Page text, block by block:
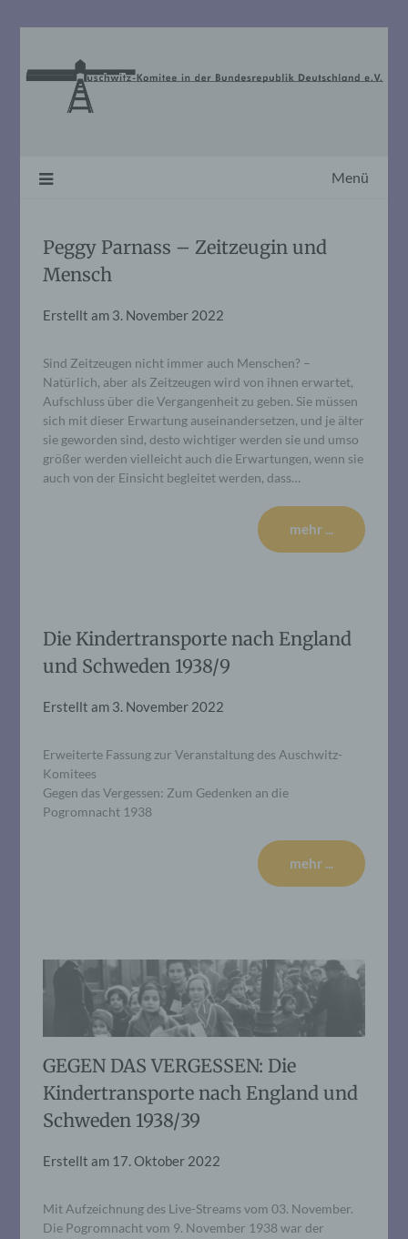
Menü
Peggy Parnass – Zeitzeugin und
Mensch
Erstellt am 3. November 2022
Sind Zeitzeugen nicht immer auch Menschen? –
Natürlich, aber als Zeitzeugen wird von ihnen erwartet,
Aufschluss über die Vergangenheit zu geben. Sie müssen
sich mit dieser Erwartung auseinandersetzen, und je älter
sie geworden sind, desto wichtiger werden sie und umso
größer werden vielleicht auch die Erwartungen, wenn sie
auch von der Einsicht begleitet werden, dass…
mehr ...
Die Kindertransporte nach England
und Schweden 1938/9
Erstellt am 3. November 2022
Erweiterte Fassung zur Veranstaltung des Auschwitz-
Komitees
Gegen das Vergessen: Zum Gedenken an die
Pogromnacht 1938
mehr ...
GEGEN DAS VERGESSEN: Die
Kindertransporte nach England und
Schweden 1938/39
Erstellt am 17. Oktober 2022
Mit Aufzeichnung des Live-Streams vom 03. November.
Die Pogromnacht vom 9. November 1938 war der